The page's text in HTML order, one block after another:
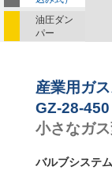
油圧ダン
パー
ントロー
ラー
産業用ガ
GZ-28-450
小さなガ
バルブシステム